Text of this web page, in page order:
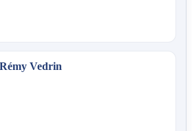
Vedrin